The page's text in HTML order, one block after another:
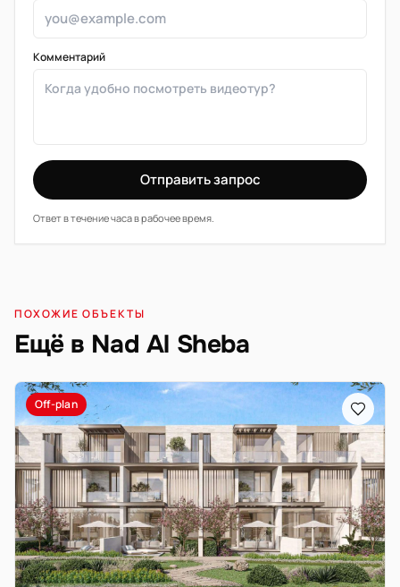
Комментарий
Отправить запрос
Ответ в течение часа в рабочее время.
ПОХОЖИЕ ОБЪЕКТЫ
Ещё в Nad Al Sheba
Off-plan